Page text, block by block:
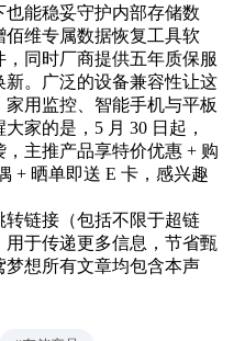
能稳妥守护内部存储数
维专属数据恢复工具软
同时厂商提供五年质保服
。广泛的设备兼容性让这
用监控、智能手机与平板
家的是，5 月 30 日起，
主推产品享特价优惠 + 购
+ 晒单即送 E 卡，感兴趣
转链接（包括不限于超链
于传递更多信息，节省甄
想所有文章均包含本声